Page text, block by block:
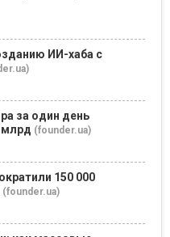
ИИ-хаба с
за один день
млрд (founder.ua)
150 000
(founder.ua)